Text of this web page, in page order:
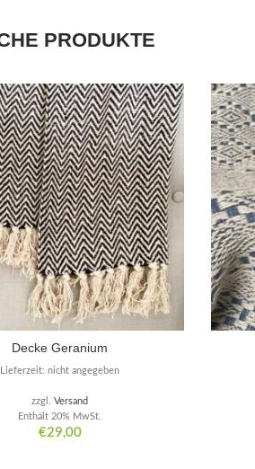
PRODUKTE
Decke Geranium
€29,00
Enthält 20% MwSt.
zzgl.Versand
Lieferzeit: nicht angegeben